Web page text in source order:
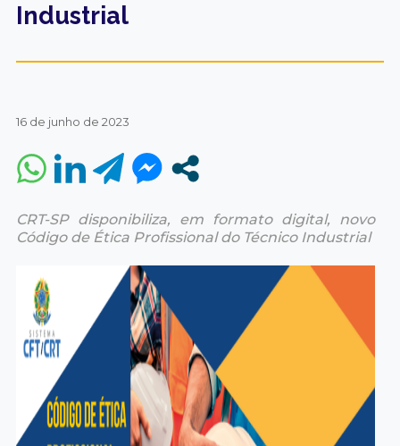
Industrial
16 de junho de 2023
CRT-SP disponibiliza, em formato digital, novo
Código de Ética Profissional do Técnico Industrial